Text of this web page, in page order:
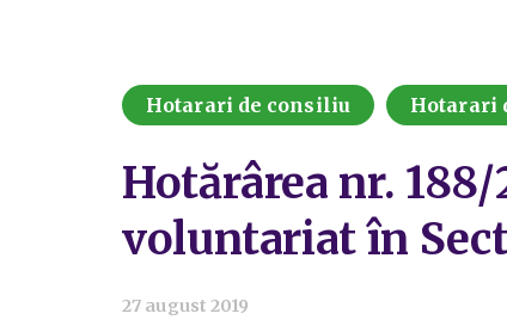
Hotarari de consiliu Hotarari
Hotărârea nr.
voluntariat în
27 august 2019